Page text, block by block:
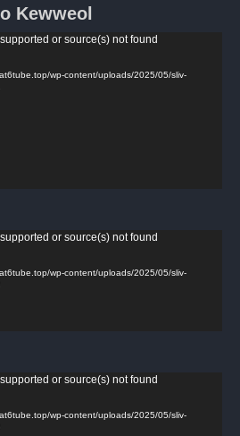
Kewweol
or source(s) not found
wp-content/uploads/2025/05/sliv-
or source(s) not found
wp-content/uploads/2025/05/sliv-
or source(s) not found
wp-content/uploads/2025/05/sliv-